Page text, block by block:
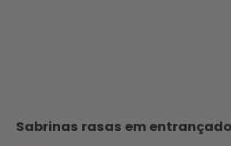
Sabrinas rasas em